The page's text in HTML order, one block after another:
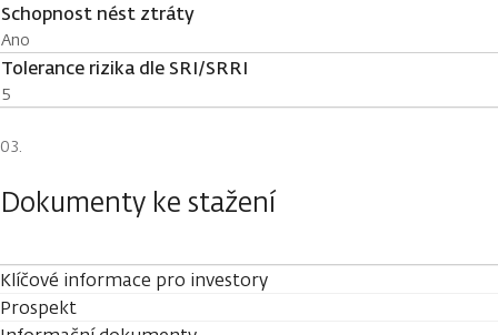
Schopnost nést ztráty
Ano
Tolerance rizika dle SRI/SRRI
5
Dokumenty ke stažení
Klíčové informace pro investory
Prospekt